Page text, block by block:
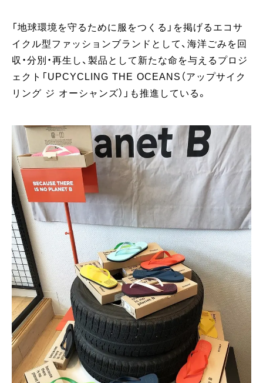
「地球環境を守るために服をつくる」を掲げるエコサ
イクル型ファッションブランドとして、海洋ごみを回
収・分別・再生し、製品として新たな命を与えるプロジ
ェクト「UPCYCLING THE OCEANS（アップサイク
リング ジ オーシャンズ）」も推進している。